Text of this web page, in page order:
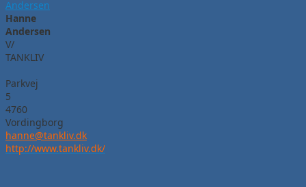
Hanne
Andersen
V/
TANKLIV
Parkvej
5
4760
Vordingborg
hanne@tankliv.dk
http://www.tankliv.dk/